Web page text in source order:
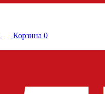
Корзина 0